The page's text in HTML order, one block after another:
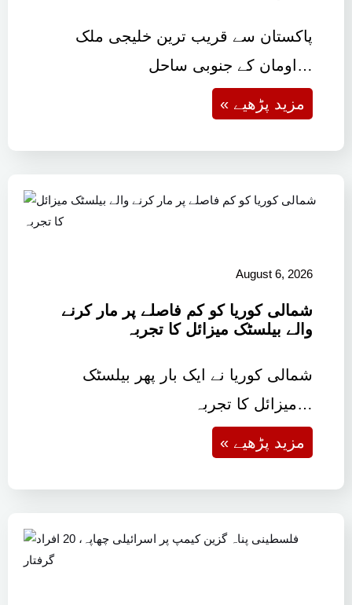
پاکستان سے قریب ترین خلیجی ملک
اومان کے جنوبی ساحل…
« مزید پڑھیے
August 6, 2026
شمالی کوریا کو کم فاصلے پر مار کرنے
والے بیلسٹک میزائل کا تجربہ
شمالی کوریا نے ایک بار پھر بیلسٹک
میزائل کا تجربہ…
« مزید پڑھیے